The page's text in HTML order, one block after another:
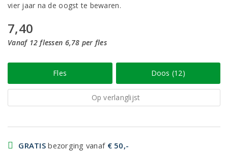
vier jaar na de oogst te bewaren.
7,40
Vanaf 12 flessen 6,78 per fles
Fles Doos (12)
Op verlanglijst
GRATIS bezorging vanaf € 50,-